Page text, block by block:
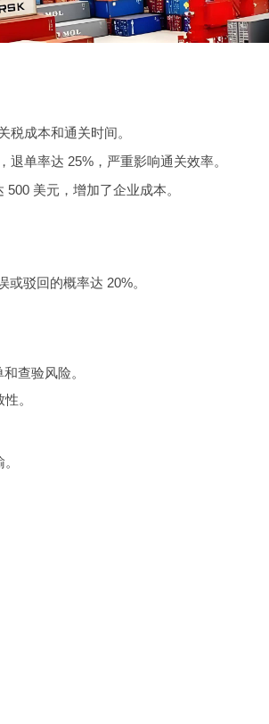
税成本和通关时间。
单率达 25%，严重影响通关效率。
美元，增加了企业成本。
驳回的概率达 20%。
查验风险。
。